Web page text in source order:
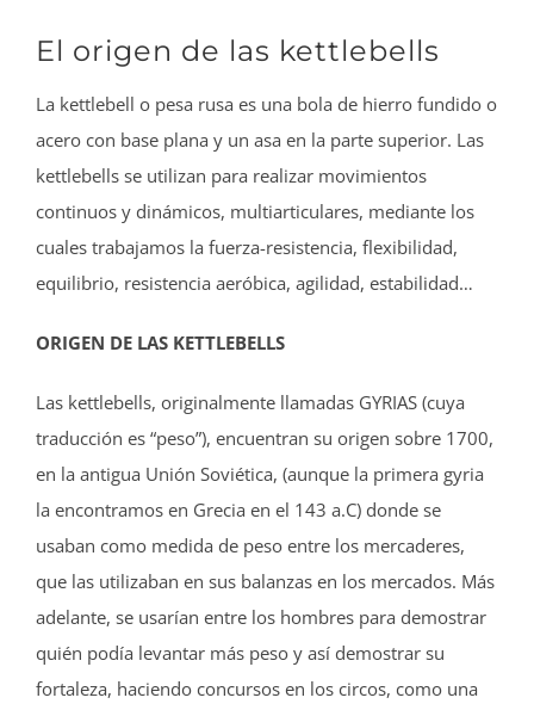
El origen de las kettlebells
La kettlebell o pesa rusa es una bola de hierro fundido o
acero con base plana y un asa en la parte superior. Las
kettlebells se utilizan para realizar movimientos
continuos y dinámicos, multiarticulares, mediante los
cuales trabajamos la fuerza-resistencia, flexibilidad,
equilibrio, resistencia aeróbica, agilidad, estabilidad…
ORIGEN DE LAS KETTLEBELLS
Las kettlebells, originalmente llamadas GYRIAS (cuya
traducción es “peso”), encuentran su origen sobre 1700,
en la antigua Unión Soviética, (aunque la primera gyria
la encontramos en Grecia en el 143 a.C) donde se
usaban como medida de peso entre los mercaderes,
que las utilizaban en sus balanzas en los mercados. Más
adelante, se usarían entre los hombres para demostrar
quién podía levantar más peso y así demostrar su
fortaleza, haciendo concursos en los circos, como una